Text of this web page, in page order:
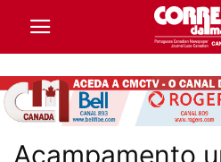
Acampamento